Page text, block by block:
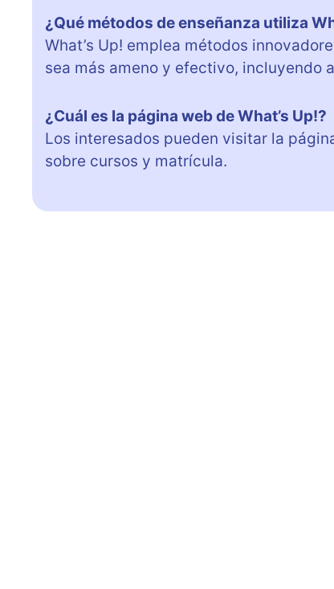
¿Qué métodos de enseñanza utiliza
What’s Up! emplea métodos
sea más ameno y efectivo,
¿Cuál es la página web de What’s Up!?
Los interesados pueden visitar la
sobre cursos y matrícula.